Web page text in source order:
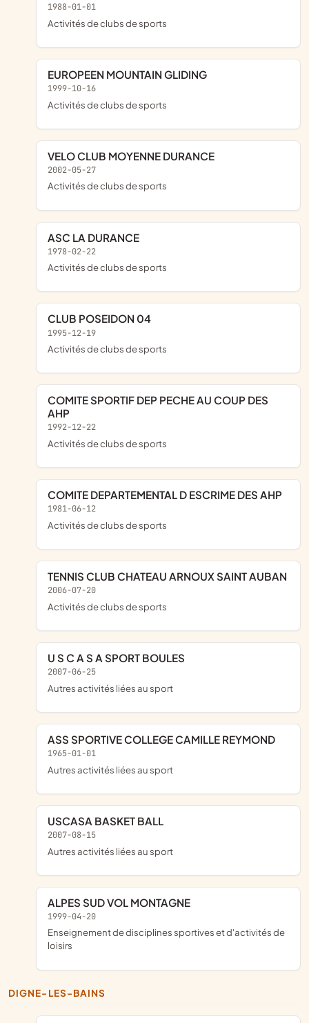
1988-01-01
Activités de clubs de sports
EUROPEEN MOUNTAIN GLIDING
1999-10-16
Activités de clubs de sports
VELO CLUB MOYENNE DURANCE
2002-05-27
Activités de clubs de sports
ASC LA DURANCE
1978-02-22
Activités de clubs de sports
CLUB POSEIDON 04
1995-12-19
Activités de clubs de sports
COMITE SPORTIF DEP PECHE AU COUP DES
AHP
1992-12-22
Activités de clubs de sports
COMITE DEPARTEMENTAL D ESCRIME DES AHP
1981-06-12
Activités de clubs de sports
TENNIS CLUB CHATEAU ARNOUX SAINT AUBAN
2006-07-20
Activités de clubs de sports
U S C A S A SPORT BOULES
2007-06-25
Autres activités liées au sport
ASS SPORTIVE COLLEGE CAMILLE REYMOND
1965-01-01
Autres activités liées au sport
USCASA BASKET BALL
2007-08-15
Autres activités liées au sport
ALPES SUD VOL MONTAGNE
1999-04-20
Enseignement de disciplines sportives et d'activités de
loisirs
DIGNE-LES-BAINS